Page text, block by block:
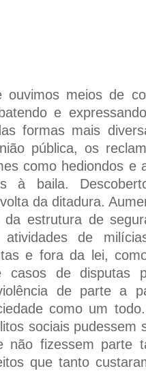
ouvimos meios de
e
formas mais
pública, os
como hediondos e
à baila.
da ditadura.
estrutura de
atividades de
e fora da lei,
casos de disputas
de parte a
como um
sociais pudessem
não fizessem parte
que tanto